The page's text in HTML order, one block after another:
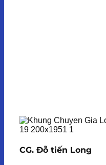
CG. Đỗ tiến Long